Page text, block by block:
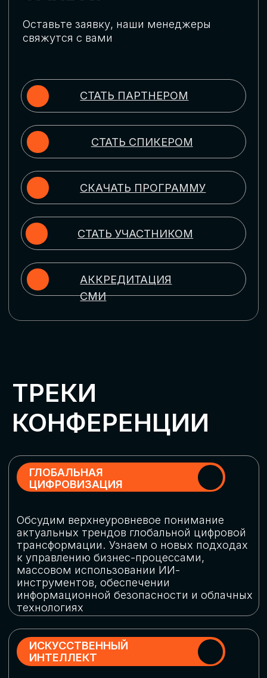
Выясним, как в наши дни уверенно
защищать свой бизнес от киберугроз
ИСКУССТВЕННЫЙ
Узнаем как компании адаптируются к
новой ИИ-реальности. Как ИИ-
сотрудники становятся
«полноправными» членами команды, как
ИИ-помощники забирают на себя рутину
и как можно значительно увеличить
производительность без огромных
затрат на нейросети
ЦИФРОВИЗАЦИЯ
МАРКЕТИНГА И ПРОДАЖ
Обменяемся опытом, какие ИИ-решения
в маркетинге и продажах наиболее
рекламными кампаниями показывают
наибольшую эффективность
ЦИФРОВИЗАЦИЯ
УПРАВЛЕНИЯ ПЕРСОНАЛОМ
Рассмотрим управление человеческим
комплексные решения для роста
производительности и кейсы
оптимизации процессов найма,
развития, оценки и удержания
РОБОТИЗАЦИЯ
Узнаем, в каких отраслях ИИ
«материализуется», какие роботы
решают сложные бизнес-задачи, а где
только обсуждают концепции
роботизации и потенциальные бюджеты
на тестирование образцов
ЦИФРОВИЗАЦИЯ
КЛИЕНТСКОГО СЕРВИСА
Разберем кейсы в сфере цифровизации